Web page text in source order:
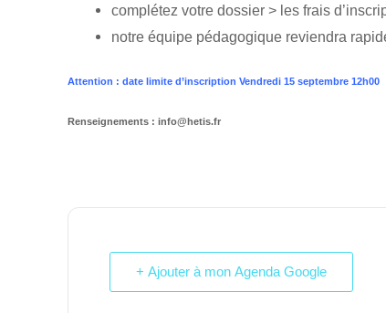
complétez votre dossier > les frais
notre équipe pédagogique reviendra
Attention : date limite d’inscription Vendredi 15 septembre 12h00
Renseignements : info@hetis.fr
+ Ajouter à mon Agenda Google